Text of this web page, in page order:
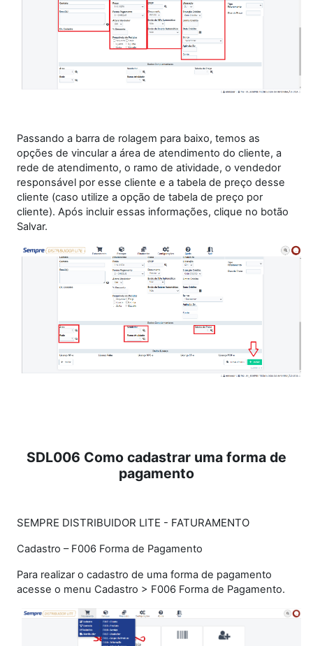
Passando a barra de rolagem para baixo, temos as
opções de vincular a área de atendimento do cliente, a
rede de atendimento, o ramo de atividade, o vendedor
responsável por esse cliente e a tabela de preço desse
cliente (caso utilize a opção de tabela de preço por
cliente). Após incluir essas informações, clique no botão
Salvar.
SDL006 Como cadastrar uma forma de
pagamento
SEMPRE DISTRIBUIDOR LITE - FATURAMENTO
Cadastro – F006 Forma de Pagamento
Para realizar o cadastro de uma forma de pagamento
acesse o menu Cadastro > F006 Forma de Pagamento.